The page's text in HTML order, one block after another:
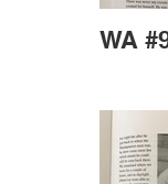
WA